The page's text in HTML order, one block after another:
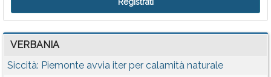
VERBANIA
Siccità: Piemonte avvia iter per calamità naturale